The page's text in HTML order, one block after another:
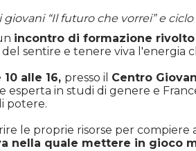
“Il futuro che vorrei” e
incontro di formazione rivolto
sentire e tenere viva l'energia
alle 16, presso il Centro
esperta in studi di genere e
potere.
le proprie risorse per
nella quale mettere in gioco